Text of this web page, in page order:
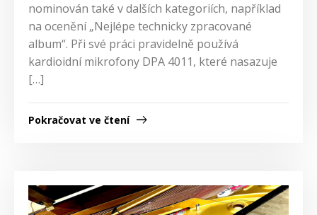
nominován také v dalších kategoriích, například
na ocenění „Nejlépe technicky zpracované
album“. Při své práci pravidelně používá
kardioidní mikrofony DPA 4011, které nasazuje
[…]
Pokračovat ve čtení